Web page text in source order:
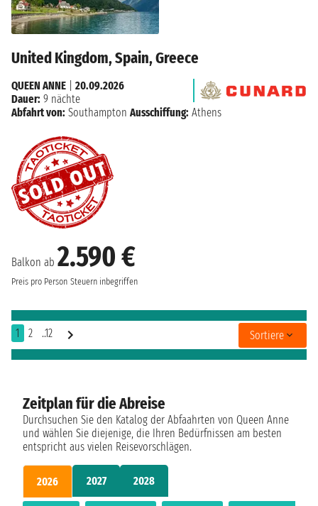
United Kingdom, Spain, Greece
Balkon ab 2.590 €
Preis pro Person Steuern inbegriffen
QUEEN ANNE
20.09.2026
Dauer: 9 nächte
Abfahrt von: Southampton Ausschiffung: Athens
1 2 ..12 Sortiere
Zeitplan für die Abreise
Durchsuchen Sie den Katalog der Abfaahrten von Queen Anne
und wählen Sie diejenige, die Ihren Bedürfnissen am besten
entspricht aus vielen Reisevorschlägen.
2026 2027 2028